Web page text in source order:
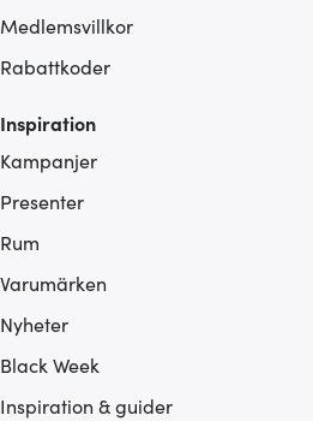
Medlemsvillkor
Rabattkoder
Inspiration
Kampanjer
Presenter
Rum
Varumärken
Nyheter
Black Week
Inspiration & guider